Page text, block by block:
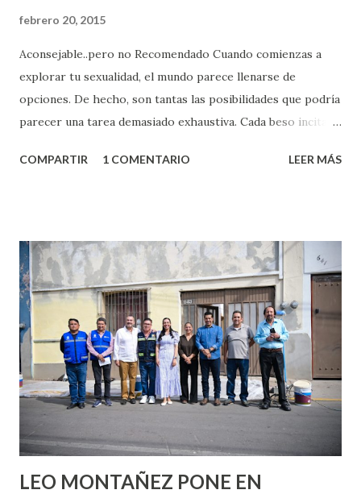
febrero 20, 2015
Aconsejable..pero no Recomendado Cuando comienzas a
explorar tu sexualidad, el mundo parece llenarse de
opciones. De hecho, son tantas las posibilidades que podría
parecer una tarea demasiado exhaustiva. Cada beso incita
partes de ti que jamás hubieras imaginado. El problema es
conoces ni la mitad de lo que deberías saber. Pero incluso
quienes ya han tenido relaciones sexuales no son expertos
o expertas en el tema. Siempre hay algo nuevo que
aprender y nuevas experiencias que conocer. Si eres una
chica y aún no has tenido relaciones sexuales, tal vez
pienses que el sexo será increíble y no puedas esperar para
experimentarlo, pero como cualquier persona con
experiencia te dirá, siempre es mejor cuando ambas partes
son suficientemen...
COMPARTIR 1 COMENTARIO LEER MÁS
LEO MONTAÑEZ PONE EN